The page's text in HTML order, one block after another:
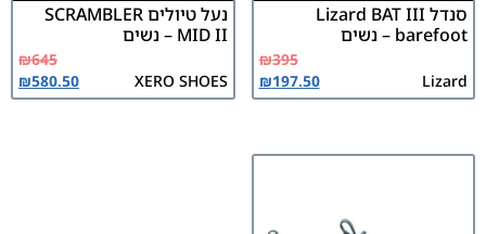
סנדל Lizard BAT III
barefoot – נשים
Lizard
₪395
₪197.50
נעל טיולים SCRAMBLER
MID II – נשים
XERO SHOES
₪645
₪580.50